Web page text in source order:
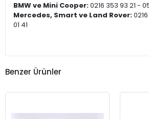
BMW ve Mini Cooper:0216 353 93 21 -
Mercedes, Smart ve Land Rover:
01 41
Benzer Ürünler